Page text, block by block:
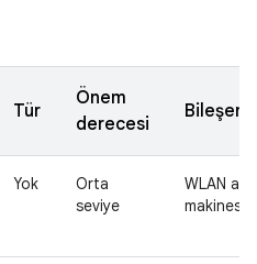
Tür
Önem
derecesi
Bileşen
Yok
Orta
seviye
WLAN ana
makinesi